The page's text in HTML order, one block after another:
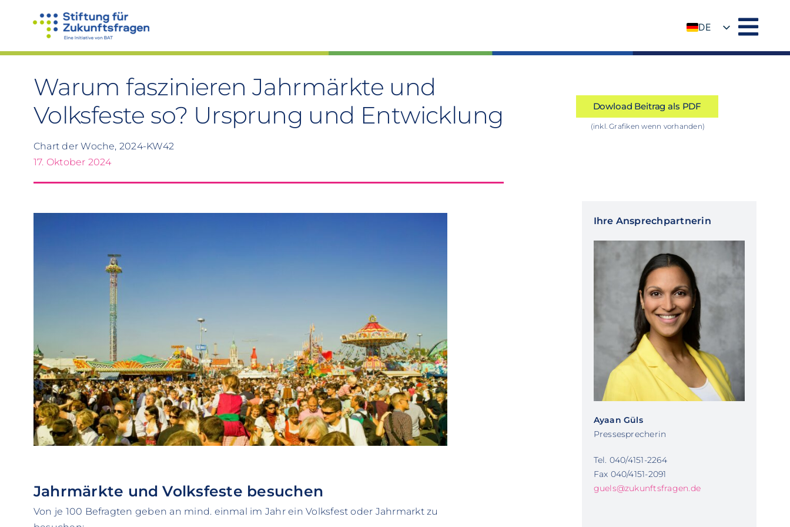
DE
Warum faszinieren Jahrmärkte und
Volksfeste so? Ursprung und Entwicklung
Chart der Woche, 2024-KW42
17. Oktober 2024
Dowload Beitrag als PDF
(inkl. Grafiken wenn vorhanden)
Jahrmärkte und Volksfeste besuchen
Von je 100 Befragten geben an mind. einmal im Jahr ein Volksfest oder Jahrmarkt zu
Ihre Ansprechpartnerin
Ayaan Güls
Pressesprecherin
Tel. 040/4151-2264
Fax 040/4151-2091
guels@zukunftsfragen.de